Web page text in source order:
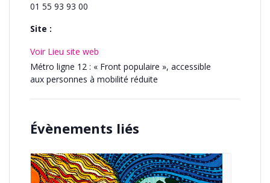
01 55 93 93 00
Site :
Voir Lieu site web
Métro ligne 12 : « Front populaire », accessible
aux personnes à mobilité réduite
Évènements liés